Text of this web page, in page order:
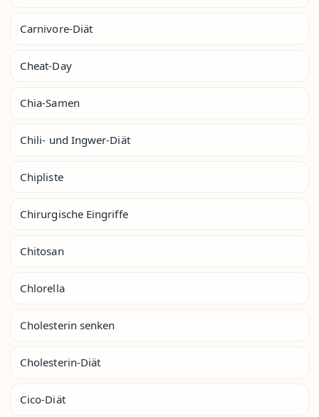
Carnivore-Diät
Cheat-Day
Chia-Samen
Chili- und Ingwer-Diät
Chipliste
Chirurgische Eingriffe
Chitosan
Chlorella
Cholesterin senken
Cholesterin-Diät
Cico-Diät